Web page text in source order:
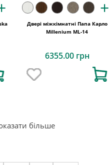
+
Двері міжкімнатні Папа Карло
Millenium ML-14
6355.00 грн
більше